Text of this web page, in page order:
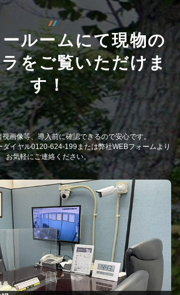
ルームにて現物の
をご覧いただけま
す！
画像等、導入前に確認できるので安心です。
ダイヤル0120-624-199または弊社WEBフォームより
お気軽にご連絡ください。